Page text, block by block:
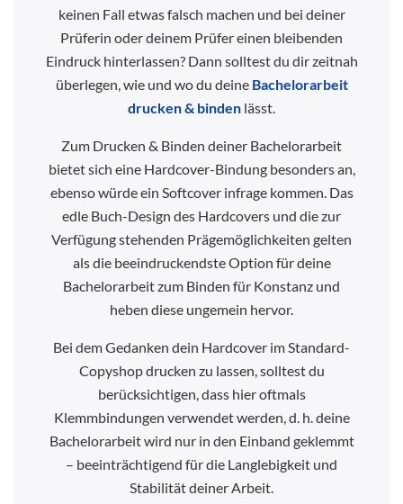
keinen Fall etwas falsch machen und bei deiner
Prüferin oder deinem Prüfer einen bleibenden
Eindruck hinterlassen? Dann solltest du dir zeitnah
überlegen, wie und wo du deine Bachelorarbeit
drucken & binden lässt.
Zum Drucken & Binden deiner Bachelorarbeit
bietet sich eine Hardcover-Bindung besonders an,
ebenso würde ein Softcover infrage kommen. Das
edle Buch-Design des Hardcovers und die zur
Verfügung stehenden Prägemöglichkeiten gelten
als die beeindruckendste Option für deine
Bachelorarbeit zum Binden für Konstanz und
heben diese ungemein hervor.
Bei dem Gedanken dein Hardcover im Standard-
Copyshop drucken zu lassen, solltest du
berücksichtigen, dass hier oftmals
Klemmbindungen verwendet werden, d. h. deine
Bachelorarbeit wird nur in den Einband geklemmt
– beeinträchtigend für die Langlebigkeit und
Stabilität deiner Arbeit.